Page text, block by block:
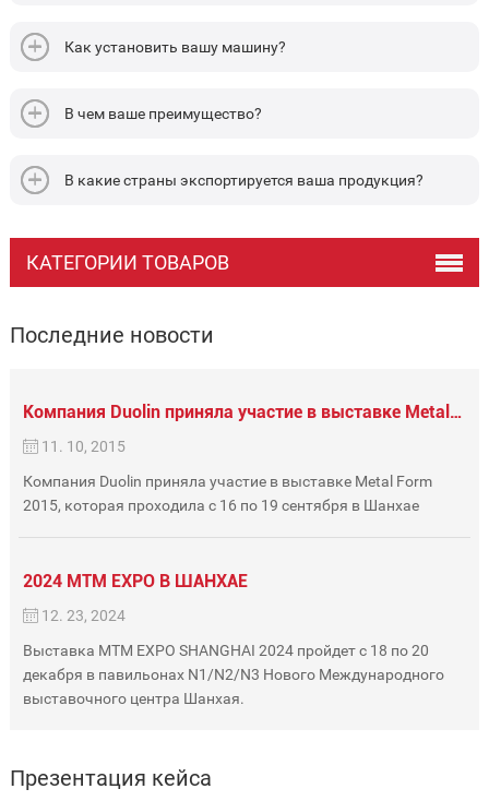
Как установить вашу машину?
В чем ваше преимущество?
В какие страны экспортируется ваша продукция?
КАТЕГОРИИ ТОВАРОВ
Последние новости
Компания Duolin приняла участие в выставке Metal Form 2015, которая проходила с 16 по 19 сентября в Шанхае
11. 10, 2015
Компания Duolin приняла участие в выставке Metal Form
2015, которая проходила с 16 по 19 сентября в Шанхае
2024 MTM EXPO В ШАНХАЕ
12. 23, 2024
Выставка MTM EXPO SHANGHAI 2024 пройдет с 18 по 20
декабря в павильонах N1/N2/N3 Нового Международного
выставочного центра Шанхая.
Презентация кейса